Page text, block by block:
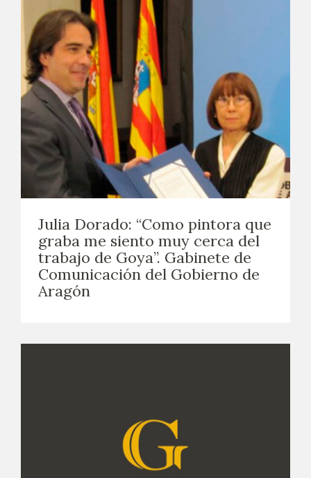
Julia Dorado: “Como pintora que
graba me siento muy cerca del
trabajo de Goya”. Gabinete de
Comunicación del Gobierno de
Aragón